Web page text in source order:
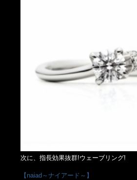
次に、指長効果抜群!ウェーブリング!
【naiad～ナイアード～】